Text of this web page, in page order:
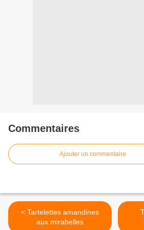
Commentaires
Ajouter un commentaire
< Tartelettes amandines
aux mirabelles